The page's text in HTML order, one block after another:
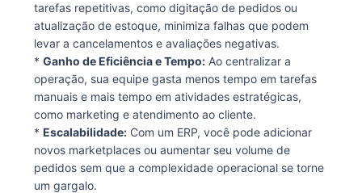
tarefas repetitivas, como digitação de pedidos ou
atualização de estoque, minimiza falhas que podem
levar a cancelamentos e avaliações negativas.
* Ganho de Eficiência e Tempo:Ao centralizar a
operação, sua equipe gasta menos tempo em tarefas
manuais e mais tempo em atividades estratégicas,
como marketing e atendimento ao cliente.
* Escalabilidade:Com um ERP, você pode adicionar
novos marketplaces ou aumentar seu volume de
pedidos sem que a complexidade operacional se torne
um gargalo.